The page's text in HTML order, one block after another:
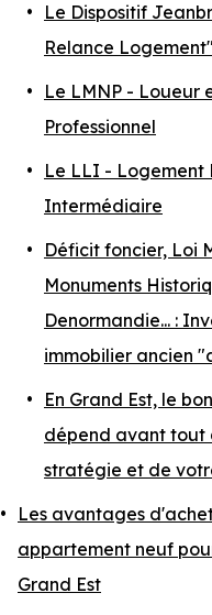
Le Dispositif
Relance Logement"
Le LMNP - Loueur
Professionnel
Le LLI - Logement
Intermédiaire
Déficit foncier, Loi
Monuments
Denormandie... :
immobilier ancien
En Grand Est, le
dépend avant tout
stratégie et de
Les avantages
appartement neuf
Grand Est